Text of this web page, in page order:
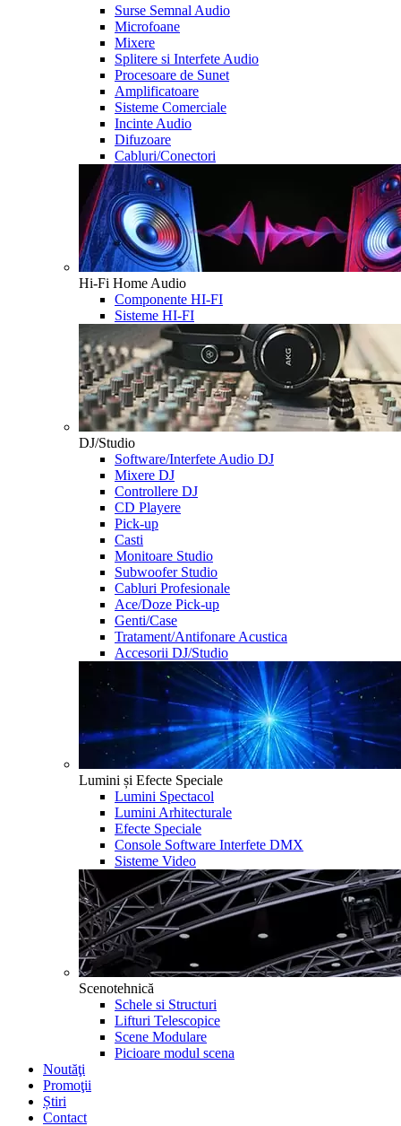
Surse Semnal Audio
Microfoane
Mixere
Splitere si Interfete Audio
Procesoare de Sunet
Amplificatoare
Sisteme Comerciale
Incinte Audio
Difuzoare
Cabluri/Conectori
Hi-Fi Home Audio
Componente HI-FI
Sisteme HI-FI
DJ/Studio
Software/Interfete Audio DJ
Mixere DJ
Controllere DJ
CD Playere
Pick-up
Casti
Monitoare Studio
Subwoofer Studio
Cabluri Profesionale
Ace/Doze Pick-up
Genti/Case
Tratament/Antifonare Acustica
Accesorii DJ/Studio
Lumini și Efecte Speciale
Lumini Spectacol
Lumini Arhitecturale
Efecte Speciale
Console Software Interfete DMX
Sisteme Video
Scenotehnică
Schele si Structuri
Lifturi Telescopice
Scene Modulare
Picioare modul scena
Noutăţi
Promoţii
Știri
Contact